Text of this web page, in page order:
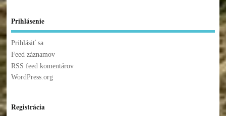
Prihlásenie
Prihlásiť sa
Feed záznamov
RSS feed komentárov
WordPress.org
Registrácia